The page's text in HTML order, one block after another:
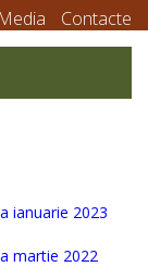
Media Contacte
ianuarie 2023
martie 2022